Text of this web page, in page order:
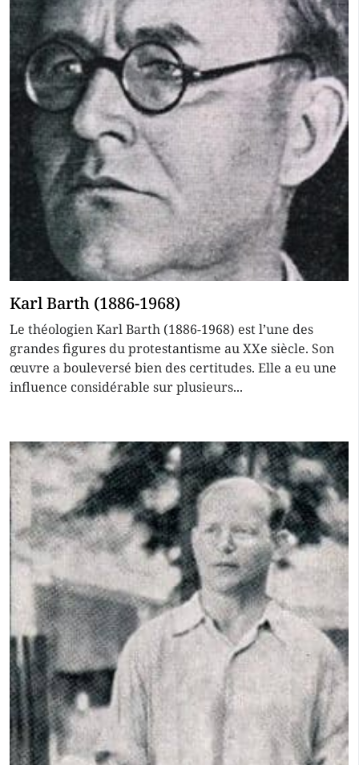
Karl Barth (1886-1968)
Le théologien Karl Barth (1886-1968) est l’une des
grandes figures du protestantisme au XXe siècle. Son
œuvre a bouleversé bien des certitudes. Elle a eu une
influence considérable sur plusieurs...